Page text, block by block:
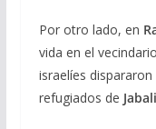
Por otro lado, en
vida en el
israelíes
refugiados de